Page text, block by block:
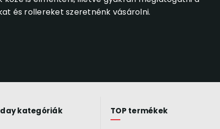
és rollereket szeretnénk vásárolni.
kategóriák TOP termékek